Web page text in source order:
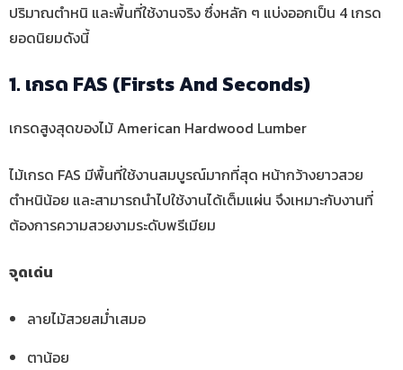
ปริมาณตำหนิ และพื้นที่ใช้งานจริง ซึ่งหลัก ๆ แบ่งออกเป็น 4 เกรด
ยอดนิยมดังนี้
1. เกรด FAS (Firsts And Seconds)
เกรดสูงสุดของไม้ American Hardwood Lumber
ไม้เกรด FAS มีพื้นที่ใช้งานสมบูรณ์มากที่สุด หน้ากว้างยาวสวย
ตำหนิน้อย และสามารถนำไปใช้งานได้เต็มแผ่น จึงเหมาะกับงานที่
ต้องการความสวยงามระดับพรีเมียม
จุดเด่น
ลายไม้สวยสม่ำเสมอ
ตาน้อย